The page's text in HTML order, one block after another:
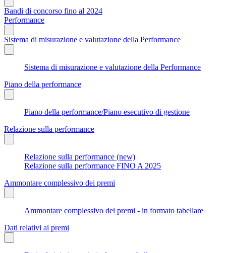
Bandi di concorso fino al 2024
Performance
Sistema di misurazione e valutazione della Performance
Sistema di misurazione e valutazione della Performance
Piano della performance
Piano della performance/Piano esecutivo di gestione
Relazione sulla performance
Relazione sulla performance (new)
Relazione sulla performance FINO A 2025
Ammontare complessivo dei premi
Ammontare complessivo dei premi - in formato tabellare
Dati relativi ai premi